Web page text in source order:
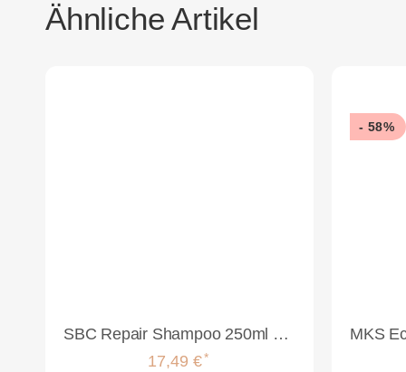
Ähnliche Artikel
SBC Repair Shampoo 250ml & SBC Repair Conditioner 200ml Set
17,49 €*
- 58%